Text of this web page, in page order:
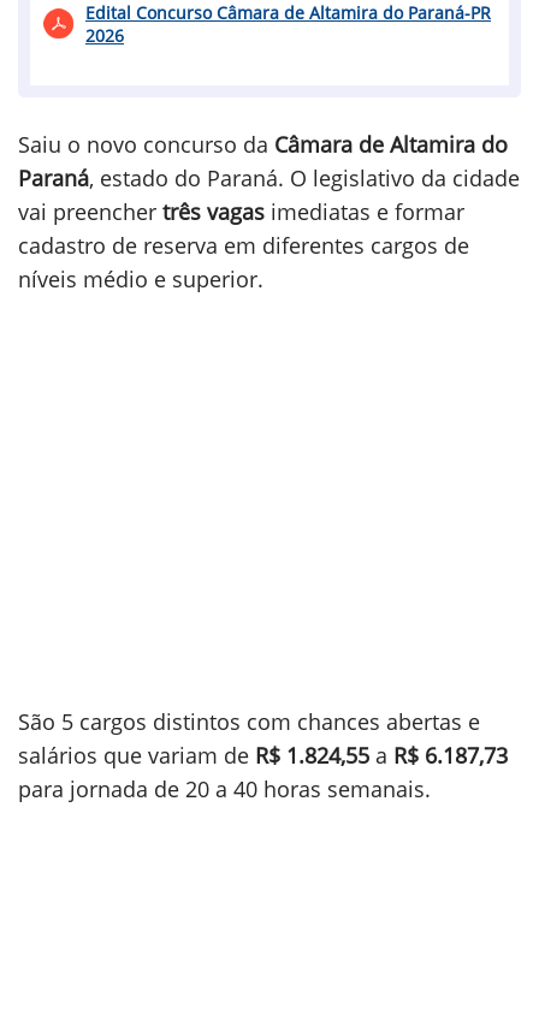
Saiu o novo concurso da Câmara de Altamira do
Paraná, estado do Paraná. O legislativo da cidade
vai preencher três vagas imediatas e formar
cadastro de reserva em diferentes cargos de
níveis médio e superior.
Edital Concurso Câmara de Altamira do Paraná-PR
2026
São 5 cargos distintos com chances abertas e
salários que variam de R$ 1.824,55 a R$ 6.187,73
para jornada de 20 a 40 horas semanais.